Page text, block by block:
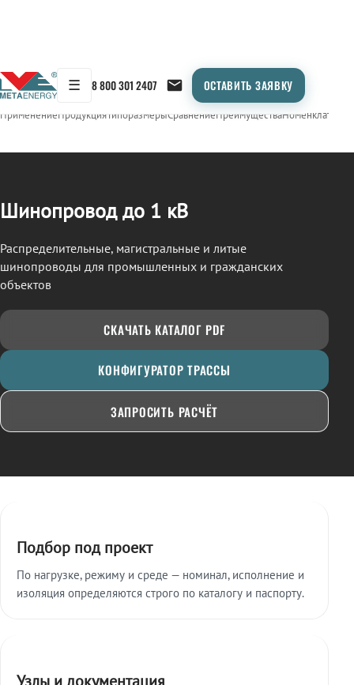
☰ 8 800 301 2407 ОСТАВИТЬ ЗАЯВКУ
← Продукция/ШИНОПРОВОД
ПрименениеПродукцияТипоразмерыСравнениеПреимуществаНоменклатура
Шинопровод до 1 кВ
Распределительные, магистральные и литые
шинопроводы для промышленных и гражданских
объектов
СКАЧАТЬ КАТАЛОГ PDF
КОНФИГУРАТОР ТРАССЫ
ЗАПРОСИТЬ РАСЧЁТ
Подбор под проект
По нагрузке, режиму и среде — номинал, исполнение и
изоляция определяются строго по каталогу и паспорту.
Узлы и документация